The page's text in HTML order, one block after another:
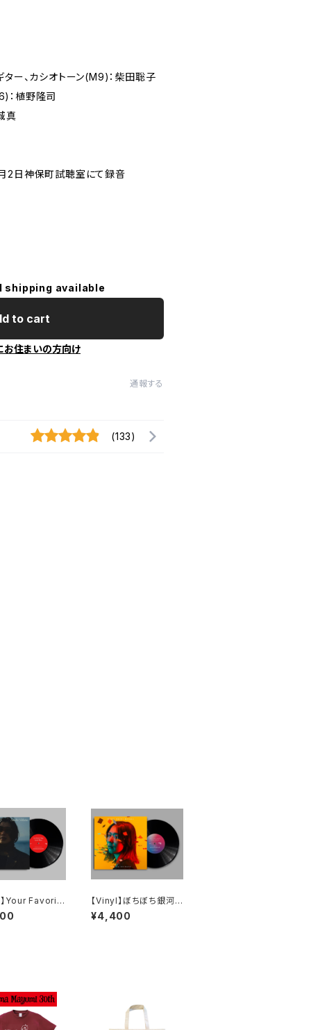
ター、カシオトーン(M9)：柴田聡子
：植野隆司
真
2日神保町試聴室にて録音
shipping available
to cart
お住まいの方向け
通報する
(133)
Your Favorit
Pr
田聡子
【Vinyl】ぼちぼち銀河
[LP] (Re-Press) / 柴
田聡子
¥4,400